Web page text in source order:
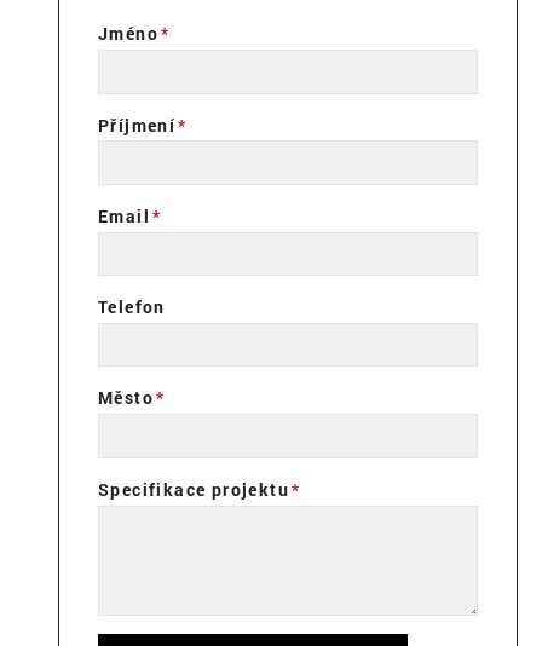
Jméno
Příjmení
Email
Telefon
Město
Specifikace projektu